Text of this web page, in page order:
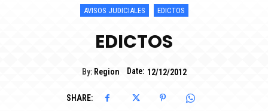
AVISOS JUDICIALES EDICTOS
EDICTOS
By: Region Date: 12/12/2012
SHARE: